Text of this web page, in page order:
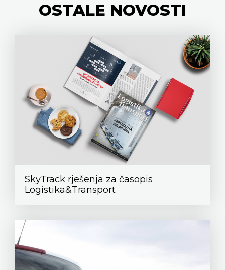
OSTALE NOVOSTI
SkyTrack rješenja za časopis
Logistika&Transport